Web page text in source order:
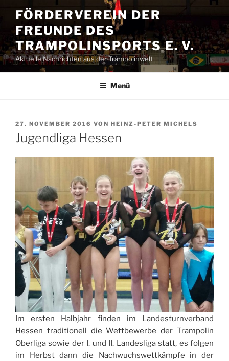
Inhalt
springen
FÖRDERVEREIN DER
FREUNDE DES
TRAMPOLINSPORTS E. V.
Aktuelle Nachrichten aus der Trampolinwelt
Menü
VERÖFFENTLICHT
AM
27. NOVEMBER 2016 VON HEINZ-PETER MICHELS
Jugendliga Hessen
Im ersten Halbjahr finden im Landesturnverband
Hessen traditionell die Wettbewerbe der Trampolin
Oberliga sowie der I. und II. Landesliga statt, es folgen
im Herbst dann die Nachwuchswettkämpfe in der